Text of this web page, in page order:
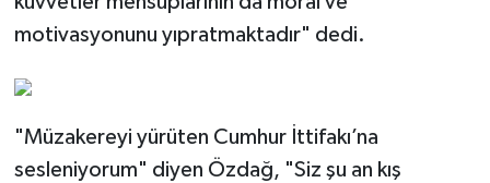
motivasyonunu yıpratmaktadır" dedi.
"Müzakereyi yürüten Cumhur İttifakı’na
sesleniyorum" diyen Özdağ, "Siz şu an kış